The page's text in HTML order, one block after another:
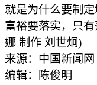
就是为什么要制
富裕要落实，只
娜 制作 刘世炯)
来源：中国新闻网
编辑：陈俊明